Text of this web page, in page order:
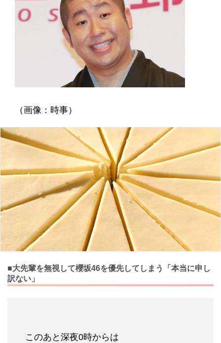
（画像：時事）
■大先輩を無視して櫻坂46を優先してしまう「本当に申し
訳ない」
このあと深夜0時からは